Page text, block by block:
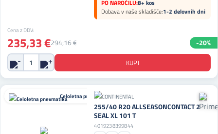
PO NAROČILU:8+ kos
Dobava v naše skladišče:1-2 delovnih dni
Cena z DDV:
235,33 €294,16 € -20%
Celoletna pnevmatika
255/40 R20 ALLSEASONCONTACT 2
SEAL XL 101 T
4019238399844